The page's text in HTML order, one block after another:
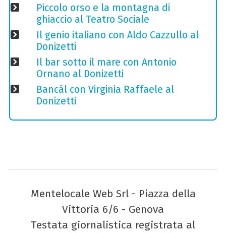
Piccolo orso e la montagna di
ghiaccio al Teatro Sociale
Il genio italiano con Aldo Cazzullo al
Donizetti
Il bar sotto il mare con Antonio
Ornano al Donizetti
Bancàl con Virginia Raffaele al
Donizetti
Mentelocale Web Srl - Piazza della
Vittoria 6/6 - Genova
Testata giornalistica registrata al